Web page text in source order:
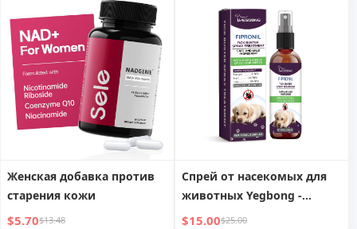
Женская добавка против
старения кожи
$5.70$13.48
Спрей от насекомых для
животных Yegbong -
Нежный состав,
$15.00$25.00